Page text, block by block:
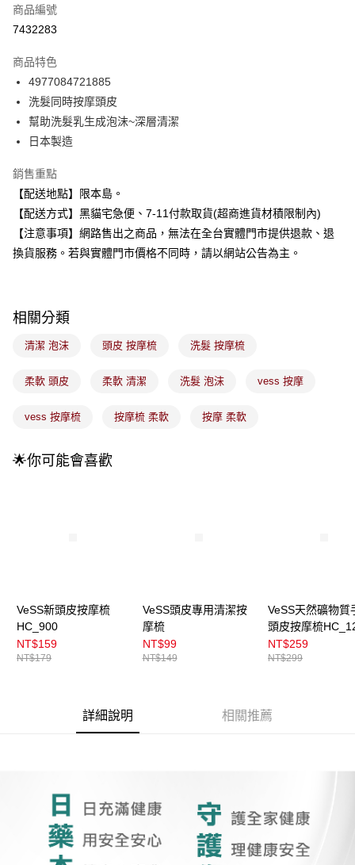
超商取貨付款
Apple Pay
街口支付
悠遊付
Google Pay
全盈+PAY
【大哥付你分期使用說明】
成交易。
4.訂單成立30分鐘內，如未前往確認交易或遇審核未通過，訂單將自動取
法說明評估內容。
醒簡訊。
運送方式
全家取貨付款
付款後全家取貨
每筆NT$100，滿NT$899(含以上)免運費
每筆NT$100，滿NT$899(含以上)免運費
每筆NT$300，滿NT$3,000(含以上)免運費
付款後門市自取
每筆NT$100，滿NT$399(含以上)免運費
商品編號
7432283
商品特色
4977084721885
洗髮同時按摩頭皮
幫助洗髮乳生成泡沫~深層清潔
日本製造
銷售重點
【配送地點】限本島。
【配送方式】黑貓宅急便、7-11付款取貨(超商進貨材積限制內)
【注意事項】網路售出之商品，無法在全台實體門市提供退款、退
換貨服務。若與實體門市價格不同時，請以網站公告為主。
相關分類
清潔 泡沫 頭皮 按摩梳 洗髮 按摩梳
柔軟 頭皮 柔軟 清潔 洗髮 泡沫 vess 按摩
vess 按摩梳 按摩梳 柔軟 按摩 柔軟
🌟你可能會喜歡
VeSS新頭皮按摩梳
HC_900
NT$159
NT$179
VeSS頭皮專用清潔按
摩梳
NT$99
NT$149
VeSS天然礦物質
頭皮按摩梳
NT$259
NT$299
詳細說明 相關推薦